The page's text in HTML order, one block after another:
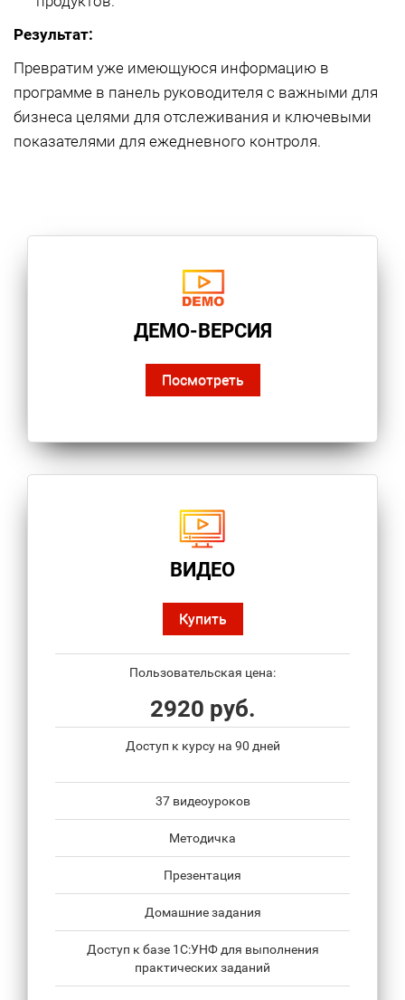
Результат:
Превратим уже имеющуюся информацию в
программе в панель руководителя с важными для
бизнеса целями для отслеживания и ключевыми
показателями для ежедневного контроля.
ДЕМО-ВЕРСИЯ
Посмотреть
ВИДЕО
Купить
Пользовательская цена:
2920 руб.
Доступ к курсу на 90 дней
37 видеоуроков
Методичка
Презентация
Домашние задания
Доступ к базе 1С:УНФ для выполнения
практических заданий